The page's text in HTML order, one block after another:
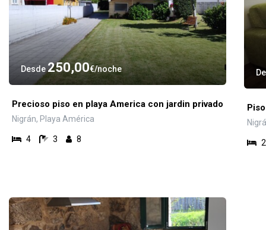
Desde250,00€ noche
Precioso piso en playa America con jardin privado
Nigrán, Playa América
4 3 8 2